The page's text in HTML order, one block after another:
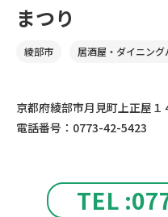
TEL
まつり
綾部市 居酒屋・ダイニング
京都府綾部市月見町上正屋１
電話番号：0773-42-5423